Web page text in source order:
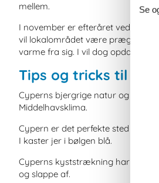
mellem.
I november er efteråret ved at
vil lokalområdet være præget af,
varme fra sig. I vil dog opdage, at
Tips og tricks til
Cyperns bjergrige natur og
Middelhavsklima.
Cypern er det perfekte sted at
I kaster jer i bølgen blå.
Cyperns kyststrækning har en
og slappe af.
Se